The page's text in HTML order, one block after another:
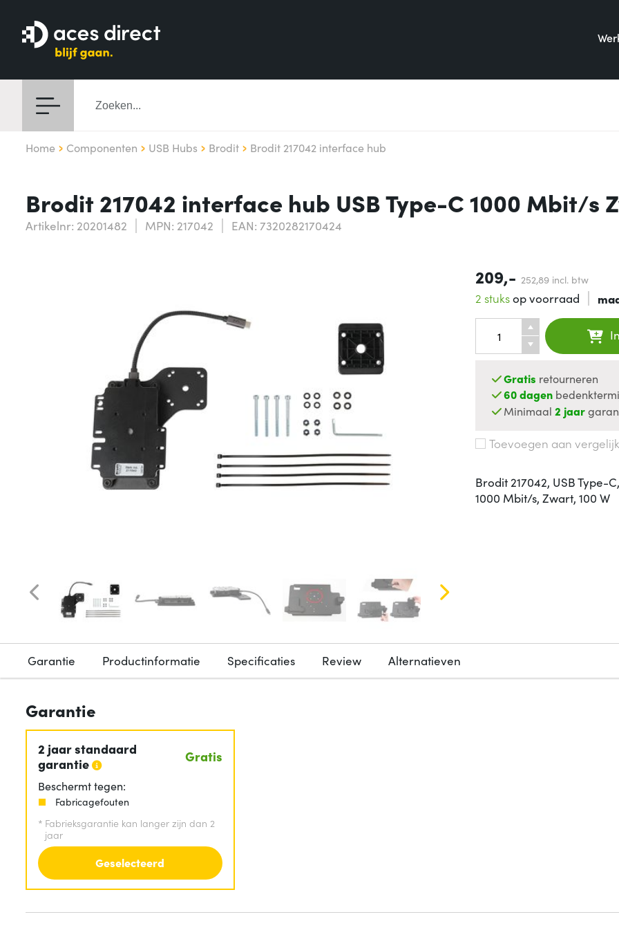
Home Componenten USB Hubs Brodit Brodit 217042 interface hub
Brodit 217042 interface hub USB Type-C 1000 Mbit/s
Artikelnr: 20201482 MPN: 217042 EAN: 7320282170424
209,- 252,89 incl. btw
2 stuksop voorraad
Gratis retourneren
60 dagen
Minimaal2 jaar
Toevoegen aan
Brodit 217042, USB Type-
1000 Mbit/s, Zwart, 100 W
Garantie Productinformatie Specificaties Review Alternatieven
Garantie
2 jaar standaard
garantie
Gratis
Beschermt tegen:
Fabricagefouten
* Fabrieksgarantie kan langer zijn dan 2
jaar
Geselecteerd